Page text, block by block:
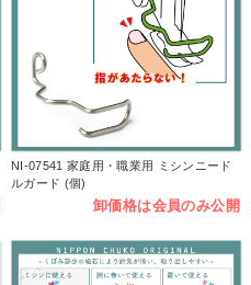
NI-07541 家庭用・職業用 ミシンニード
ルガード (個)
卸価格は会員のみ公開